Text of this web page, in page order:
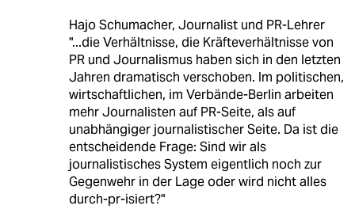
Hajo Schumacher, Journalist und PR-Lehrer
"...die Verhältnisse, die Kräfteverhältnisse von
PR und Journalismus haben sich in den letzten
Jahren dramatisch verschoben. Im politischen,
wirtschaftlichen, im Verbände-Berlin arbeiten
mehr Journalisten auf PR-Seite, als auf
unabhängiger journalistischer Seite. Da ist die
entscheidende Frage: Sind wir als
journalistisches System eigentlich noch zur
Gegenwehr in der Lage oder wird nicht alles
durch-pr-isiert?"